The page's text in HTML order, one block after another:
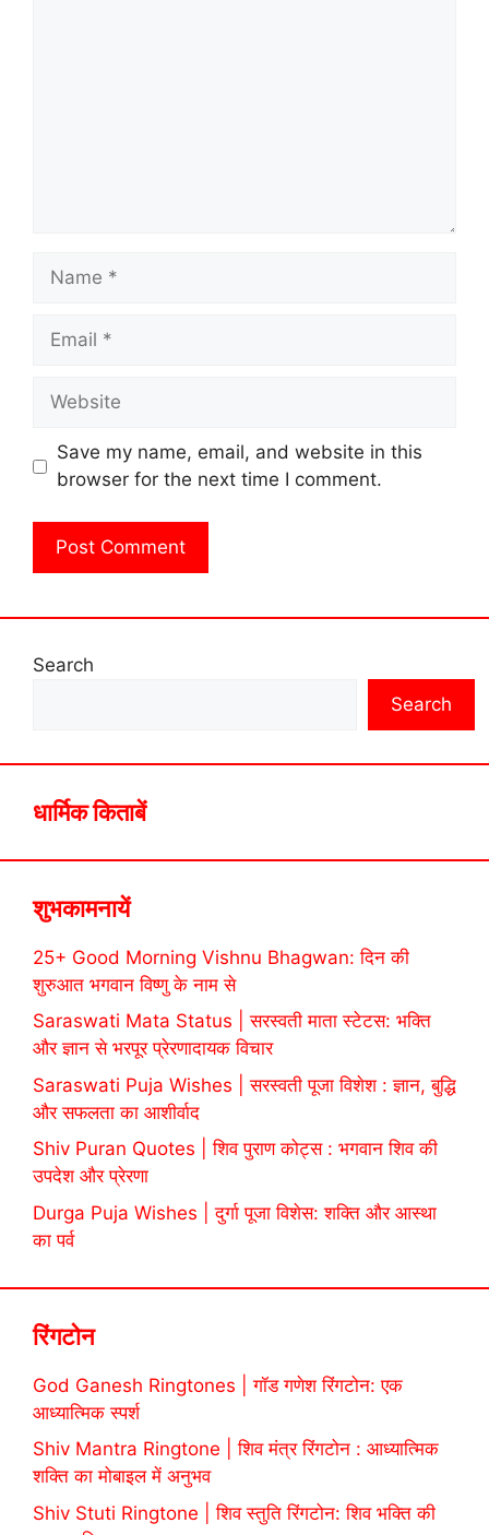
Name
Email
Website
Save my name, email, and website in this
browser for the next time I comment.
Search
Search
धार्मिक किताबें
शुभकामनायें
25+ Good Morning Vishnu Bhagwan: दिन की
शुरुआत भगवान विष्णु के नाम से
Saraswati Mata Status | सरस्वती माता स्टेटस: भक्ति
और ज्ञान से भरपूर प्रेरणादायक विचार
Saraswati Puja Wishes | सरस्वती पूजा विशेश : ज्ञान, बुद्धि
और सफलता का आशीर्वाद
Shiv Puran Quotes | शिव पुराण कोट्स : भगवान शिव की
उपदेश और प्रेरणा
Durga Puja Wishes | दुर्गा पूजा विशेस: शक्ति और आस्था
का पर्व
रिंगटोन
God Ganesh Ringtones | गॉड गणेश रिंगटोन: एक
आध्यात्मिक स्पर्श
Shiv Mantra Ringtone | शिव मंत्र रिंगटोन : आध्यात्मिक
शक्ति का मोबाइल में अनुभव
Shiv Stuti Ringtone | शिव स्तुति रिंगटोन: शिव भक्ति की